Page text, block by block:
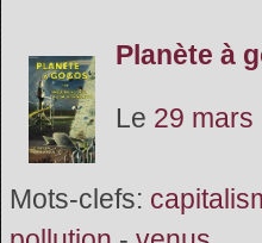
Planète à
Le 29 mars
Mots-clefs: